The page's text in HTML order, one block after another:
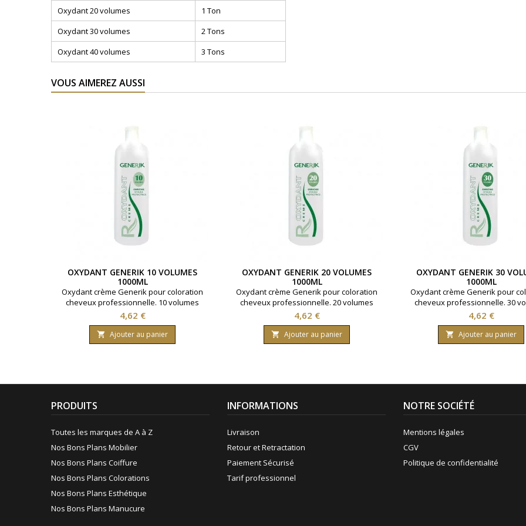
Oxydant 20 volumes
1 Ton
Oxydant 30 volumes
2 Tons
Oxydant 40 volumes
3 Tons
VOUS AIMEREZ AUSSI
OXYDANT GENERIK 10 VOLUMES
1000ML
Oxydant crème Generik pour coloration
cheveux professionnelle. 10 volumes
contenant 3% d'eau oxygénée. Formule
avec une enrichissement en huile
protectrice reine des près ( limnanthes
alba ).Bouteille contenant 1000 ml.
Prix
4,62 €
 Ajouter au panier
OXYDANT GENERIK 20 VOLUMES
1000ML
Oxydant crème Generik pour coloration
cheveux professionnelle. 20 volumes
contenant 6% d'eau oxygénée. Formule
avec une enrichissement en huile
protectrice reine des près ( limnanthes
alba ).Bouteille contenant 1000 ml.
Prix
4,62 €
 Ajouter au panier
OXYDANT GENERIK 30
1000ML
Oxydant crème Generik pour
cheveux professionnelle. 30
contenant 9% d'eau oxygénée.
avec une enrichissement en
protectrice reine des près (
alba ).Bouteille contenant
Prix
4,62 €
 Ajouter au panier
PRODUITS
Toutes les marques de A à Z
Nos Bons Plans Mobilier
Nos Bons Plans Coiffure
Nos Bons Plans Colorations
Nos Bons Plans Esthétique
Nos Bons Plans Manucure
INFORMATIONS
Livraison
Retour et Retractation
Paiement Sécurisé
Tarif professionnel
NOTRE SOCIÉTÉ
Mentions légales
CGV
Politique de confidentialité